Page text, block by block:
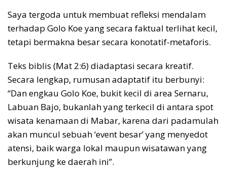
Saya tergoda untuk membuat refleksi mendalam
terhadap Golo Koe yang secara faktual terlihat kecil,
tetapi bermakna besar secara konotatif-metaforis.
Teks biblis (Mat 2:6) diadaptasi secara kreatif.
Secara lengkap, rumusan adaptatif itu berbunyi:
“Dan engkau Golo Koe, bukit kecil di area Sernaru,
Labuan Bajo, bukanlah yang terkecil di antara spot
wisata kenamaan di Mabar, karena dari padamulah
akan muncul sebuah ‘event besar’ yang menyedot
atensi, baik warga lokal maupun wisatawan yang
berkunjung ke daerah ini”.